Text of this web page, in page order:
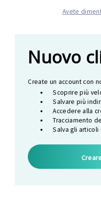
Avete
Nuovo
Create un account con
Scoprire più
Salvare più
Accedere alla
Tracciamento
Salva gli